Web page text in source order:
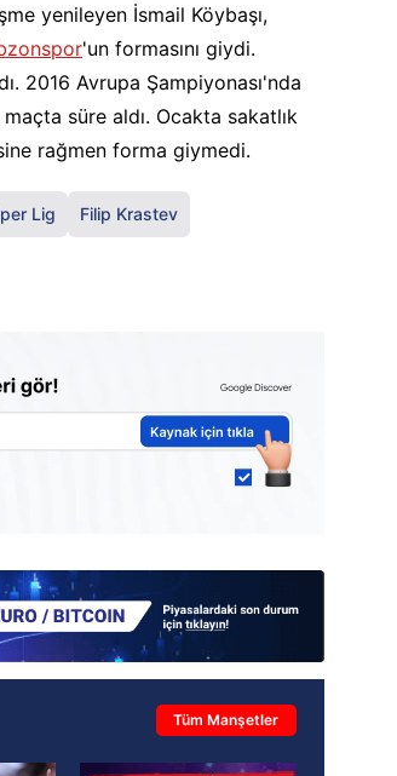
yenileyen İsmail Köybaşı,
'un formasını giydi.
2016 Avrupa Şampiyonası'nda
süre aldı. Ocakta sakatlık
rağmen forma giymedi.
Lig Filip Krastev
Tüm Manşetler